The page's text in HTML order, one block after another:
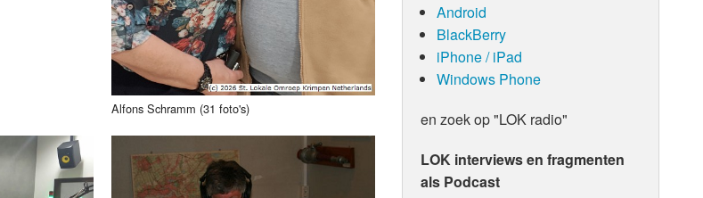
Alfons Schramm (31 foto's)
Android
BlackBerry
iPhone / iPad
Windows Phone
en zoek op "LOK radio"
LOK interviews en fragmenten
als Podcast